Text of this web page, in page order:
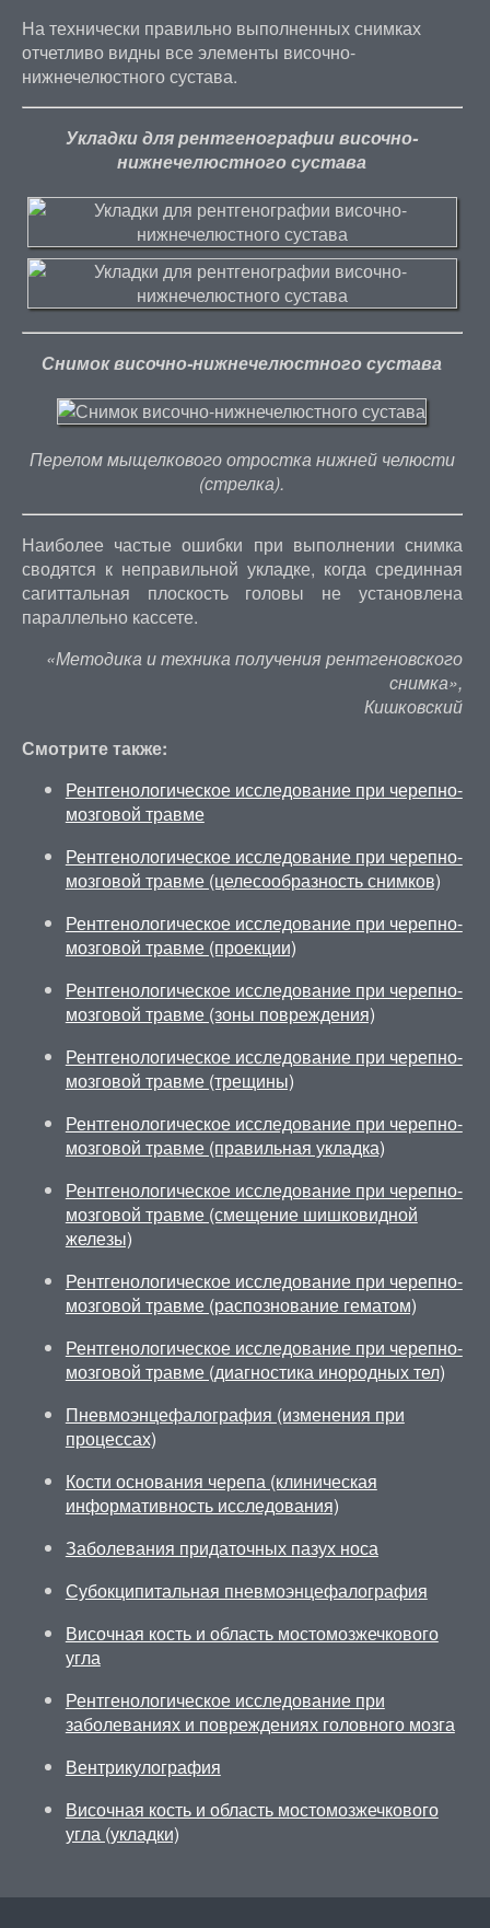
На технически правильно выполненных снимках
отчетливо видны все элементы височно-
нижнечелюстного сустава.
Укладки для рентгенографии височно-
нижнечелюстного сустава
Снимок височно-нижнечелюстного сустава
Перелом мыщелкового отростка нижней челюсти
(стрелка).
Наиболее частые ошибки при выполнении снимка
сводятся к неправильной укладке, когда срединная
сагиттальная плоскость головы не установлена
параллельно кассете.
«Методика и техника получения рентгеновского
снимка»,
Кишковский
Смотрите также:
Рентгенологическое исследование при черепно-
мозговой травме
Рентгенологическое исследование при черепно-
мозговой травме (целесообразность снимков)
Рентгенологическое исследование при черепно-
мозговой травме (проекции)
Рентгенологическое исследование при черепно-
мозговой травме (зоны повреждения)
Рентгенологическое исследование при черепно-
мозговой травме (трещины)
Рентгенологическое исследование при черепно-
мозговой травме (правильная укладка)
Рентгенологическое исследование при черепно-
мозговой травме (смещение шишковидной
железы)
Рентгенологическое исследование при черепно-
мозговой травме (распознование гематом)
Рентгенологическое исследование при черепно-
мозговой травме (диагностика инородных тел)
Пневмоэнцефалография (изменения при
процессах)
Кости основания черепа (клиническая
информативность исследования)
Заболевания придаточных пазух носа
Субокципитальная пневмоэнцефалография
Височная кость и область мостомозжечкового
угла
Рентгенологическое исследование при
заболеваниях и повреждениях головного мозга
Вентрикулография
Височная кость и область мостомозжечкового
угла (укладки)